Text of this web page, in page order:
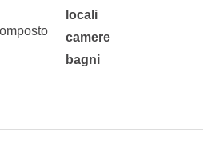
locali
camere
bagni